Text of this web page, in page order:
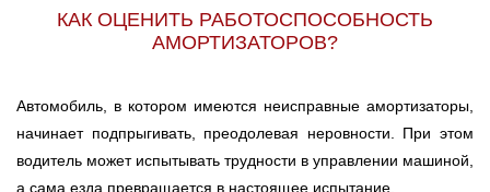
КАК ОЦЕНИТЬ РАБОТОСПОСОБНОСТЬ
АМОРТИЗАТОРОВ?
Автомобиль, в котором имеются неисправные амортизаторы,
начинает подпрыгивать, преодолевая неровности. При этом
водитель может испытывать трудности в управлении машиной,
а сама езда превращается в настоящее испытание.